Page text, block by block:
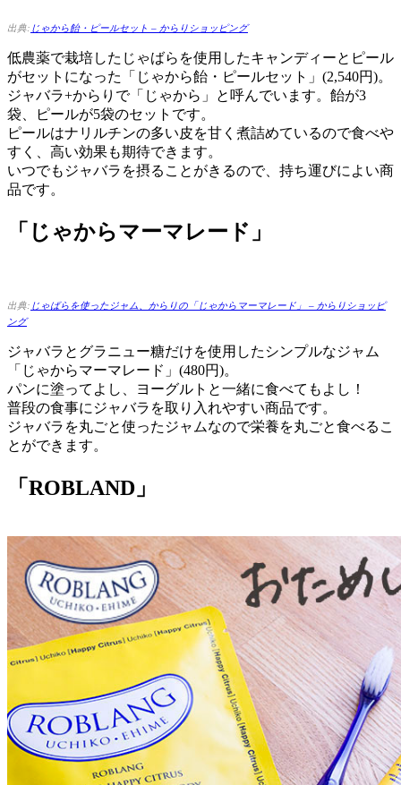
出典: じゃから飴・ピールセット – からりショッピング
低農薬で栽培したじゃばらを使用したキャンディーとピール
がセットになった「じゃから飴・ピールセット」(2,540円)。
ジャバラ+からりで「じゃから」と呼んでいます。飴が3
袋、ピールが5袋のセットです。
ピールはナリルチンの多い皮を甘く煮詰めているので食べや
すく、高い効果も期待できます。
いつでもジャバラを摂ることがきるので、持ち運びによい商
品です。
「じゃからマーマレード」
出典: じゃばらを使ったジャム、からりの「じゃからマーマレード」 – からりショッピ
ング
ジャバラとグラニュー糖だけを使用したシンプルなジャム
「じゃからマーマレード」(480円)。
パンに塗ってよし、ヨーグルトと一緒に食べてもよし！
普段の食事にジャバラを取り入れやすい商品です。
ジャバラを丸ごと使ったジャムなので栄養を丸ごと食べるこ
とができます。
「ROBLAND」